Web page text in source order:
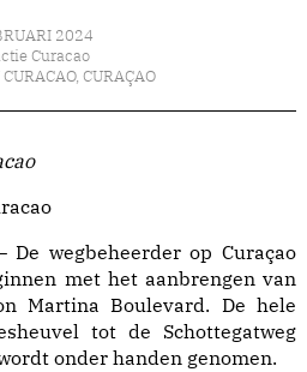
2024
Curacao
, CURAÇAO
De wegbeheerder op Curaçao
met het aanbrengen van
Martina Boulevard. De hele
tot de Schottegatweg
onder handen genomen.